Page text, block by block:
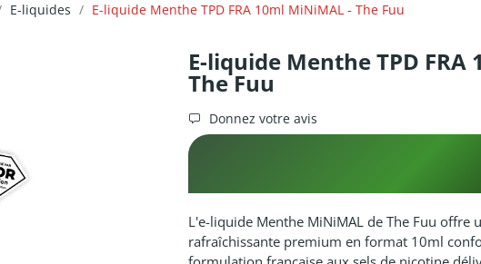
E-liquides E-liquide Menthe TPD FRA 10ml MiNiMAL - The Fuu
E-liquide Menthe TPD FRA
The Fuu
Donnez votre avis
L'e-liquide Menthe MiNiMAL de The Fuu offre
rafraîchissante premium en format 10ml